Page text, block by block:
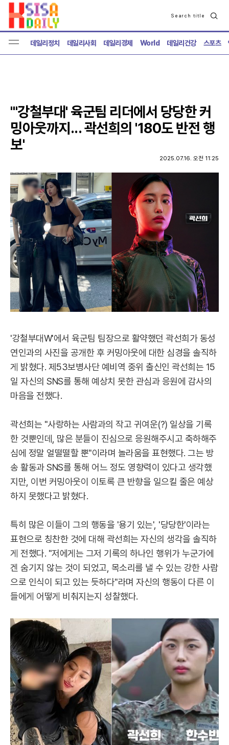
Search title
검
색
데일리정치 데일리사회 데일리경제 World 데일리건강 스포츠
"'강철부대' 육군팀 리더에서 당당한 커
밍아웃까지... 곽선희의 '180도 반전 행
보'
2025.07.16. 오전 11:25
'강철부대W'에서 육군팀 팀장으로 활약했던 곽선희가 동성
연인과의 사진을 공개한 후 커밍아웃에 대한 심경을 솔직하
게 밝혔다. 제53보병사단 예비역 중위 출신인 곽선희는 15
일 자신의 SNS를 통해 예상치 못한 관심과 응원에 감사의
마음을 전했다.
곽선희는 "사랑하는 사람과의 작고 귀여운(?) 일상을 기록
한 것뿐인데, 많은 분들이 진심으로 응원해주시고 축하해주
심에 정말 얼떨떨할 뿐"이라며 놀라움을 표현했다. 그는 방
송 활동과 SNS를 통해 어느 정도 영향력이 있다고 생각했
지만, 이번 커밍아웃이 이토록 큰 반향을 일으킬 줄은 예상
하지 못했다고 밝혔다.
특히 많은 이들이 그의 행동을 '용기 있는', '당당한'이라는
표현으로 칭찬한 것에 대해 곽선희는 자신의 생각을 솔직하
게 전했다. "저에게는 그저 기록의 하나인 행위가 누군가에
겐 숨기지 않는 것이 되었고, 목소리를 낼 수 있는 강한 사람
으로 인식이 되고 있는 듯하다"라며 자신의 행동이 다른 이
들에게 어떻게 비춰지는지 성찰했다.